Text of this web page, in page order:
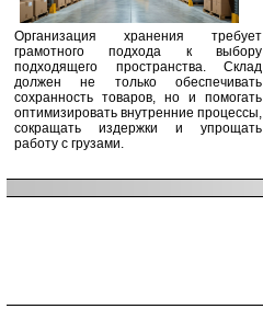
Организация хранения требует
грамотного подхода к выбору
подходящего пространства. Склад
должен не только обеспечивать
сохранность товаров, но и помогать
оптимизировать внутренние процессы,
сокращать издержки и упрощать
работу с грузами.